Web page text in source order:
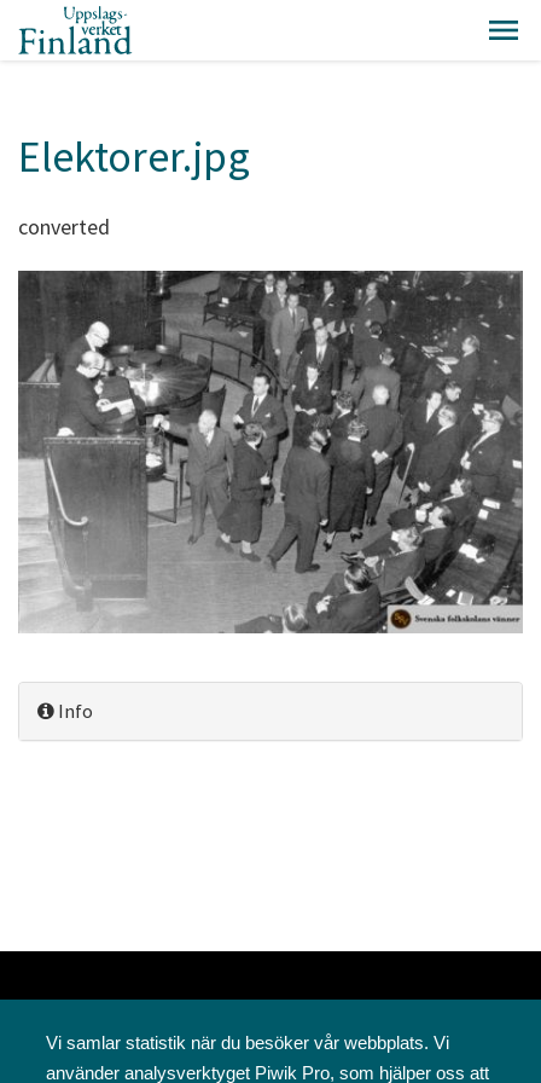
Elektorer.jpg
converted
Info
Vi samlar statistik när du besöker vår webbplats. Vi
använder analysverktyget Piwik Pro, som hjälper oss att